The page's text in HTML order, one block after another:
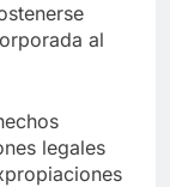
al
legales